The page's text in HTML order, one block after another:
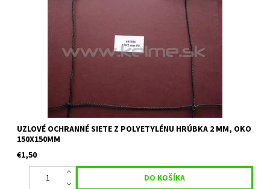
Uzlová ochranná sieť vhodná na futbalové ihriská, volejbalové
ihriská, ako deliaca sieť, priemyslové plochy. Materiál: Polyetylén
Hrúbka: 2 mm Veľkosť oka: 150 mm x 150 mm Farba:...
UZLOVÉ OCHRANNÉ SIETE Z POLYETYLÉNU HRÚBKA 2 MM, OKO
150X150MM
€1,50